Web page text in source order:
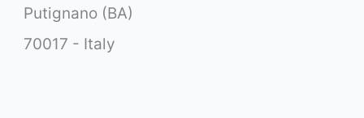
Putignano (BA)
70017 - Italy